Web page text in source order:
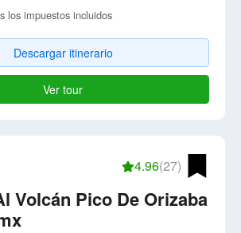
los impuestos incluidos
Descargar itinerario
Ver tour
4.96(27)
Volcán Pico De Orizaba